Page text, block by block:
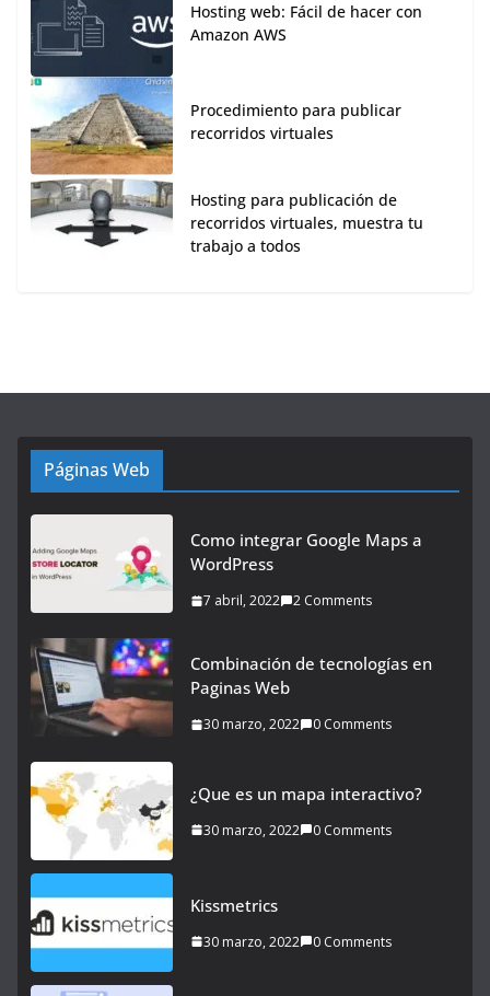
Hosting web: Fácil de hacer con
Amazon AWS
Procedimiento para publicar
recorridos virtuales
Hosting para publicación de
recorridos virtuales, muestra tu
trabajo a todos
Páginas Web
Como integrar Google Maps a
WordPress
7 abril, 2022 2 Comments
Combinación de tecnologías en
Paginas Web
30 marzo, 2022 0 Comments
¿Que es un mapa interactivo?
30 marzo, 2022 0 Comments
Kissmetrics
30 marzo, 2022 0 Comments